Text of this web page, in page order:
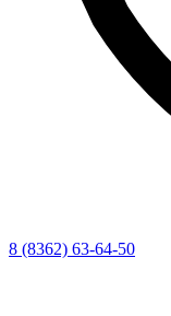
8 (8362) 63-64-50